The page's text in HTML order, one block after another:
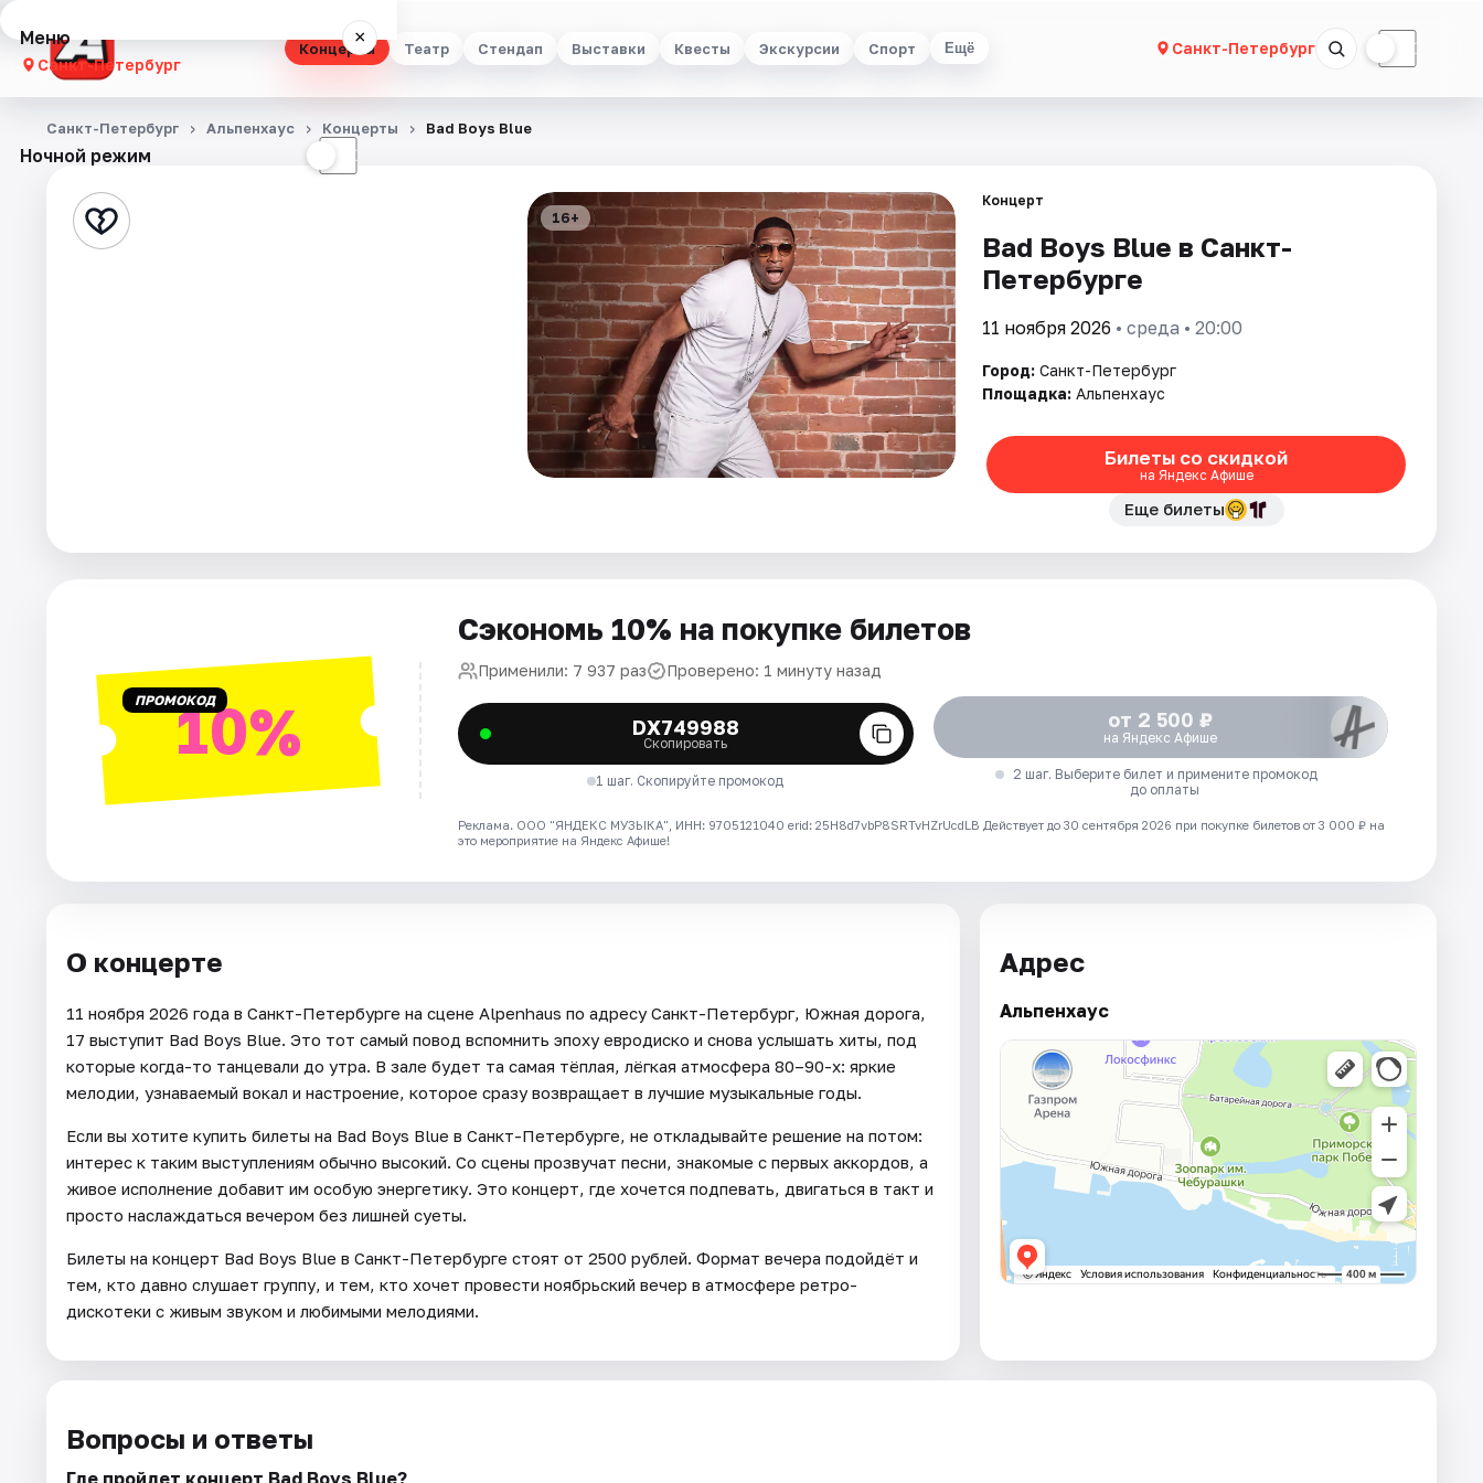
Концерты Театр Стендап Выставки Квесты Экскурсии Спорт Ещё Санкт-Петербург ☾
Меню ×
Санкт-Петербург
Концерты
Стендап
Города
Рейтинги
Ночной режим ☾
Санкт-Петербург Альпенхаус Концерты Bad Boys Blue
16+
Концерт
Bad Boys Blue в Санкт-
Петербурге
11 ноября 2026 • среда • 20:00
Город: Санкт-Петербург
Площадка: Альпенхаус
Билеты со скидкой
на Яндекс Афише
Еще билеты
ПРОМОКОД10%
Сэкономь 10% на покупке билетов
Применили: 7 937 раз Проверено: 1 минуту назад
DX749988
Скопировать
1 шаг. Скопируйте промокод
от 2 500 ₽
на Яндекс Афише
2 шаг. Выберите билет и примените промокод
до оплаты
Реклама. ООО "ЯНДЕКС МУЗЫКА", ИНН: 9705121040 erid: 25H8d7vbP8SRTvHZrUcdLB Действует до 30 сентября 2026 при покупке билетов от 3 000 ₽ на
это мероприятие на Яндекс Афише!
О концерте
11 ноября 2026 года в Санкт-Петербурге на сцене Alpenhaus по адресу Санкт-Петербург, Южная дорога,
17 выступит Bad Boys Blue. Это тот самый повод вспомнить эпоху евродиско и снова услышать хиты, под
которые когда-то танцевали до утра. В зале будет та самая тёплая, лёгкая атмосфера 80–90-х: яркие
мелодии, узнаваемый вокал и настроение, которое сразу возвращает в лучшие музыкальные годы.
Если вы хотите купить билеты на Bad Boys Blue в Санкт-Петербурге, не откладывайте решение на потом:
интерес к таким выступлениям обычно высокий. Со сцены прозвучат песни, знакомые с первых аккордов, а
живое исполнение добавит им особую энергетику. Это концерт, где хочется подпевать, двигаться в такт и
просто наслаждаться вечером без лишней суеты.
Билеты на концерт Bad Boys Blue в Санкт-Петербурге стоят от 2500 рублей. Формат вечера подойдёт и
тем, кто давно слушает группу, и тем, кто хочет провести ноябрьский вечер в атмосфере ретро-
дискотеки с живым звуком и любимыми мелодиями.
Адрес
Альпенхаус
Вопросы и ответы
Где пройдет концерт Bad Boys Blue?